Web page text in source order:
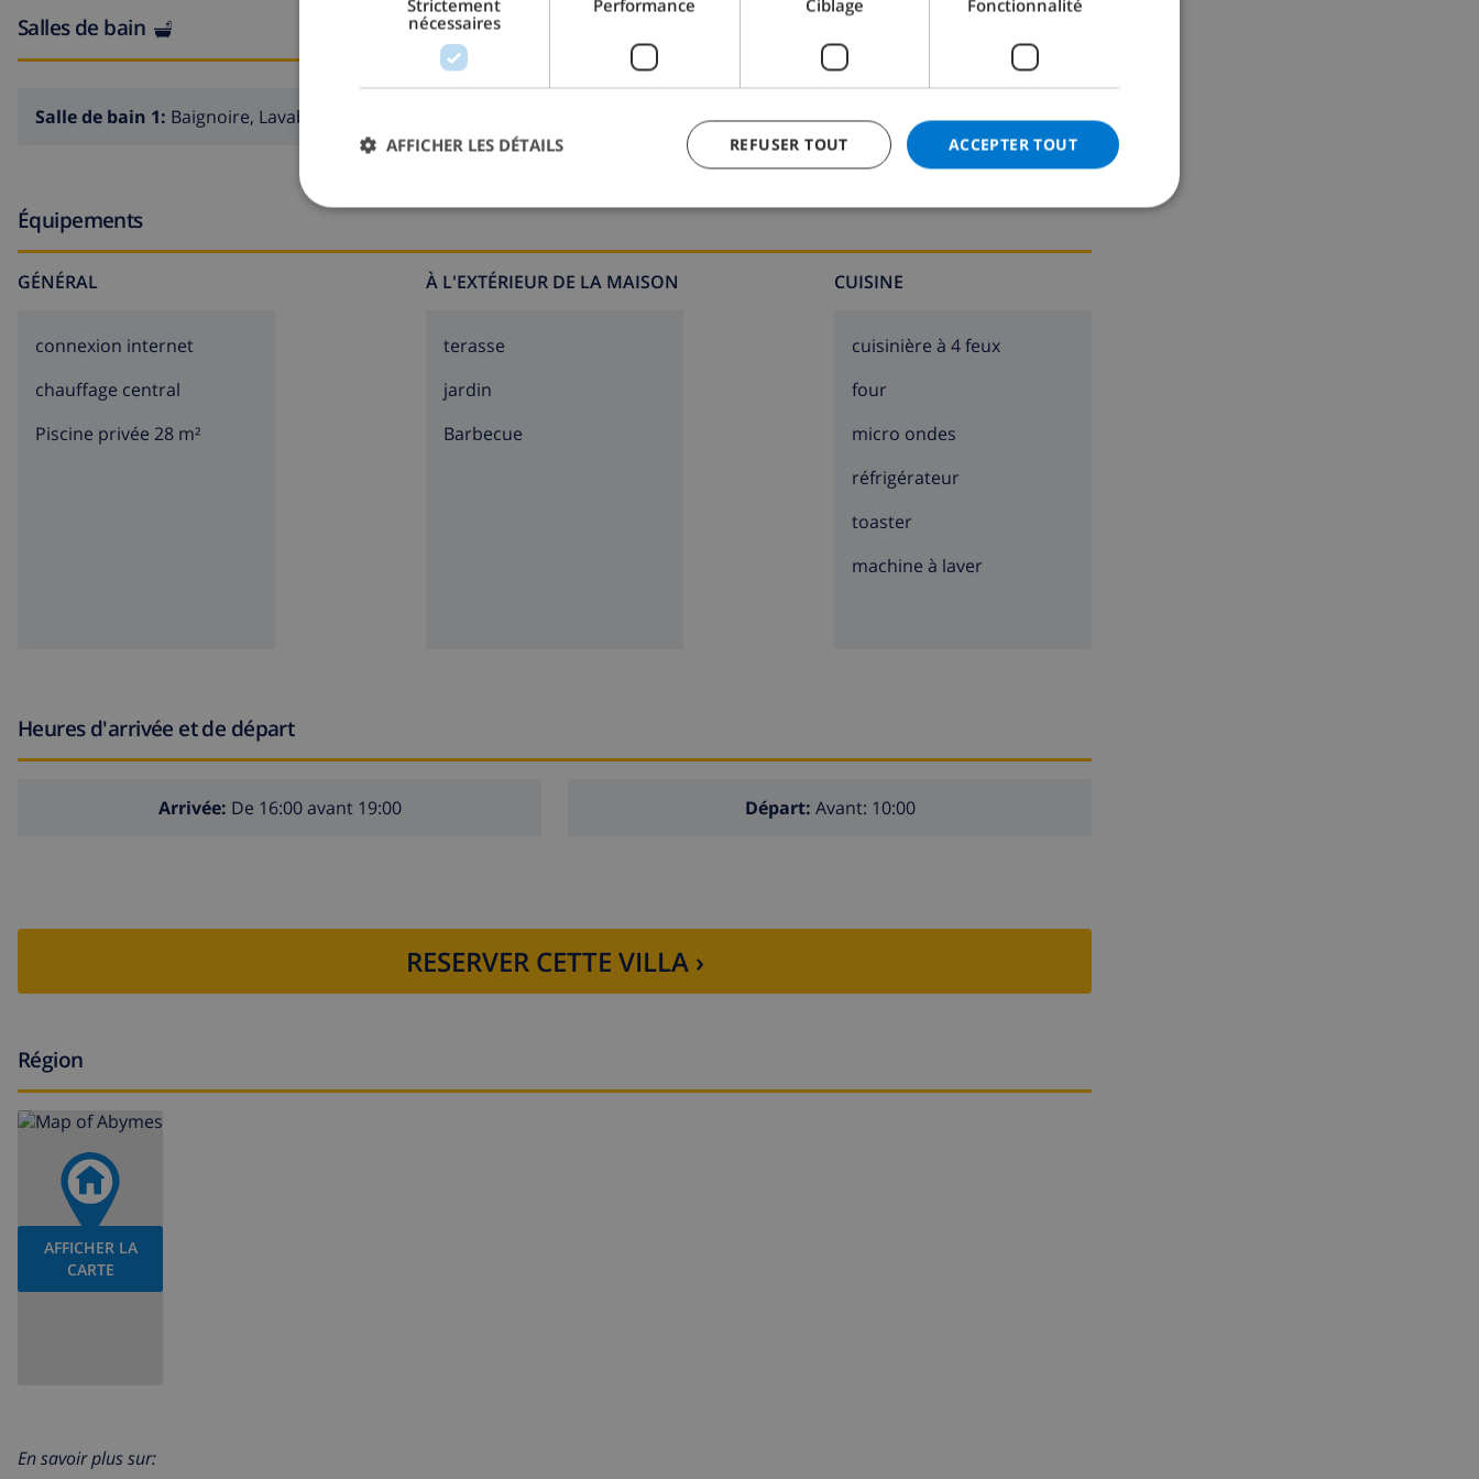
Salles de bain
Salle de bain 1: Baignoire, Lavabo, Toilette Salle de bain 2:Lavabo, Toilette
Équipements
GÉNÉRAL
connexion internet
chauffage central
Piscine privée 28 m²
À L'EXTÉRIEUR DE LA MAISON
terasse
jardin
barbecue
CUISINE
cuisinière à 4 feux
four
micro ondes
réfrigérateur
toaster
machine à laver
Heures d'arrivée et de départ
Arrivée: De 16:00 avant 19:00 Départ: Avant: 10:00
RESERVER CETTE VILLA ›
Région
AFFICHER LA
CARTE
En savoir plus sur:
CATALAN
DANISH
Strictement
nécessaires
Performance Ciblage Fonctionnalité
ACCEPTER TOUT
REFUSER TOUT
AFFICHER LES DÉTAILS